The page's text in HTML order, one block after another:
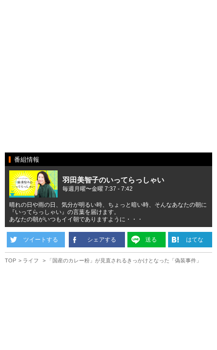
番組情報
羽田美智子のいってらっしゃい
毎週月曜〜金曜 7:37 - 7:42
晴れの日や雨の日、気分が明るい時、ちょっと暗い時、そんなあなたの朝に
『いってらっしゃい』の言葉を届けます。
あなたの朝がいつもイイ朝でありますように・・・
ツイートする シェアする 送る はてな
TOP ライフ 「国産のカレー粉」が見直されるきっかけとなった「偽装事件」